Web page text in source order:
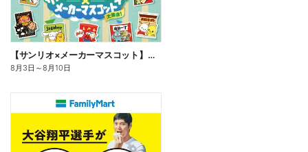
【サンリオ×メーカーマスコット】オリジナルグッズ貰える!
8月3日 ～8月10日